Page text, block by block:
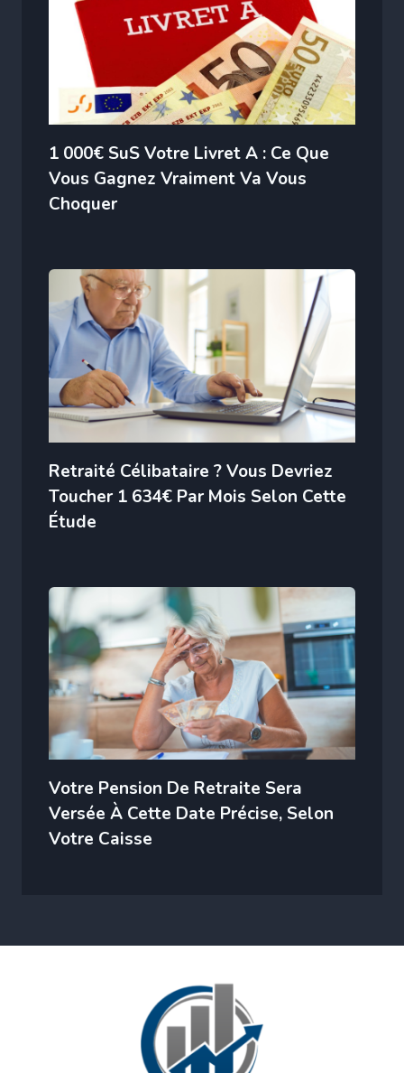
1 000€ SuS Votre Livret A : Ce Que
Vous Gagnez Vraiment Va Vous
Choquer
Retraité Célibataire ? Vous Devriez
Toucher 1 634€ Par Mois Selon Cette
Étude
Votre Pension De Retraite Sera
Versée À Cette Date Précise, Selon
Votre Caisse